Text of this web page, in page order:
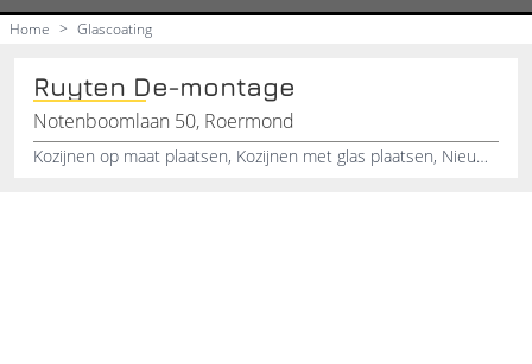
Home > Glascoating
Ruyten De-montage
Notenboomlaan 50, Roermond
Kozijnen op maat plaatsen, Kozijnen met glas plaatsen, Nieuwe kozijnen kopen, Kozijnen kunststof , Kozijnen vervangen, Kozijnen kopen, Kozijnen nieuw plaatsen, Voordelige kozijnen kopen, Nieuwbouw kozijnen, Kozijn voor woning prijs